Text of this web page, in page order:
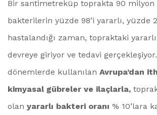
Bir santimetreküp toprakta 90 milyon
bakterilerin yüzde 98’i yararlı, yüzde
hastalandığı zaman, topraktaki
devreye giriyor ve tedavi
dönemlerde kullanılan Avrupa’dan
kimyasal gübreler ve ilaçlarla,
olan yararlı bakteri oranı % 10’lara